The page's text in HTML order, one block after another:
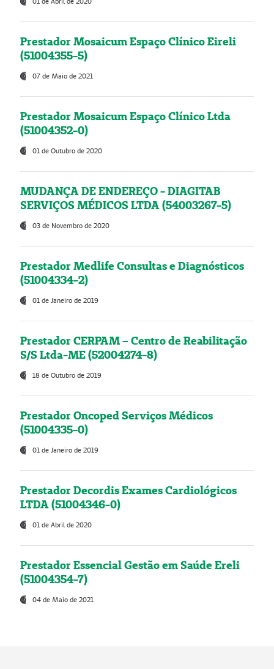
Prestador Mosaicum Espaço Clínico Eireli
(51004355-5)
07 de Maio de 2021
Prestador Mosaicum Espaço Clínico Ltda
(51004352-0)
01 de Outubro de 2020
MUDANÇA DE ENDEREÇO - DIAGITAB
SERVIÇOS MÉDICOS LTDA (54003267-5)
03 de Novembro de 2020
Prestador Medlife Consultas e Diagnósticos
(51004334-2)
01 de Janeiro de 2019
Prestador CERPAM – Centro de Reabilitação
S/S Ltda-ME (52004274-8)
18 de Outubro de 2019
Prestador Oncoped Serviços Médicos
(51004335-0)
01 de Janeiro de 2019
Prestador Decordis Exames Cardiológicos
LTDA (51004346-0)
01 de Abril de 2020
Prestador Essencial Gestão em Saúde Ereli
(51004354-7)
04 de Maio de 2021